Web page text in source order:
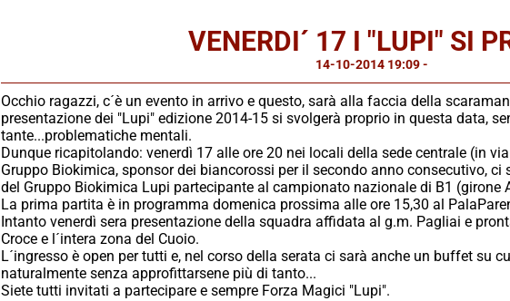
VENERDI´ 17 I "LUPI" SI
14-10-2014 19:09-
Occhio ragazzi, c´è un evento in arrivo e questo, sarà alla faccia della
presentazione dei "Lupi" edizione 2014-15 si svolgerà proprio in questa data,
tante...problematiche mentali.
Dunque ricapitolando: venerdì 17 alle ore 20 nei locali della sede centrale (in
Gruppo Biokimica, sponsor dei biancorossi per il secondo anno consecutivo, ci
del Gruppo Biokimica Lupi partecipante al campionato nazionale di B1 (girone
La prima partita è in programma domenica prossima alle ore 15,30 al
Intanto venerdì sera presentazione della squadra affidata al g.m. Pagliai e
Croce e l´intera zona del Cuoio.
L´ingresso è open per tutti e, nel corso della serata ci sarà anche un buffet su
naturalmente senza approfittarsene più di tanto...
Siete tutti invitati a partecipare e sempre Forza Magici "Lupi".